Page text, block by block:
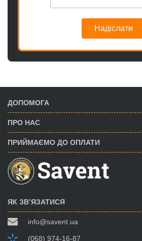
Надіслати
ДОПОМОГА
ПРО НАС
ПРИЙМАЄМО ДО ОПЛАТИ
ЯК ЗВ’ЯЗАТИСЯ
info@savent.ua
(068) 974-16-87